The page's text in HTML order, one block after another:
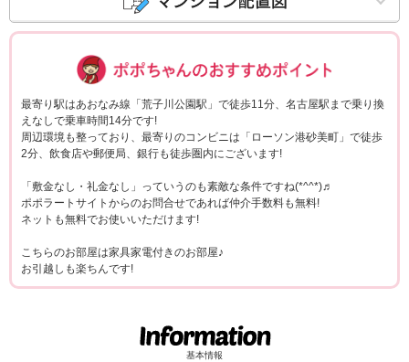
最寄り駅はあおなみ線「荒子川公園駅」で徒歩11分、名古屋駅まで乗り換
えなしで乗車時間14分です!
周辺環境も整っており、最寄りのコンビニは「ローソン港砂美町」で徒歩
2分、飲食店や郵便局、銀行も徒歩圏内にございます!
「敷金なし・礼金なし」っていうのも素敵な条件ですね(*^^*)♬
ポポラートサイトからのお問合せであれば仲介手数料も無料!
ネットも無料でお使いいただけます!
こちらのお部屋は家具家電付きのお部屋♪
お引越しも楽ちんです!
基本情報